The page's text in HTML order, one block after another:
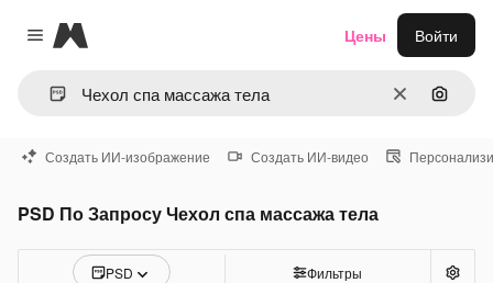
Close menu
Magnific
ОчиститьПоиск
Цены Войти
Создать ИИ-изображение Создать ИИ-видео
PSD По Запросу Чехол спа массажа тела
PSD Фильтры